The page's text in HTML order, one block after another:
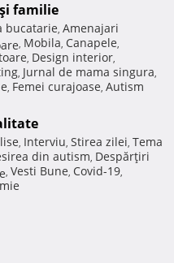
familie
bucatarie, Amenajari
, Mobila, Canapele,
, Design interior,
, Jurnal de mama singura,
, Femei curajoase, Autism
, Interviu, Stirea zilei, Tema
din autism, Despărţiri
, Vesti Bune, Covid-19,